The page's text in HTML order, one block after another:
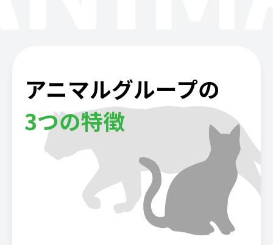
アニマルグループの
3つの特徴